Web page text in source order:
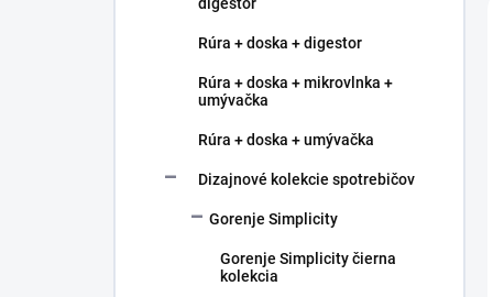
Rúra + doska + digestor
Rúra + doska + mikrovlnka +
umývačka
Rúra + doska + umývačka
Dizajnové kolekcie spotrebičov
Gorenje Simplicity
Gorenje Simplicity čierna
kolekcia